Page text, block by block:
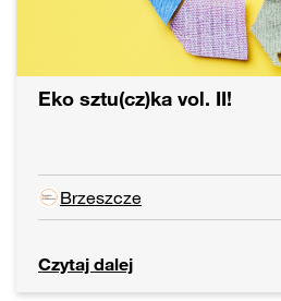
Eko sztu(cz)ka vol. II!
Brzeszcze
Czytaj dalej